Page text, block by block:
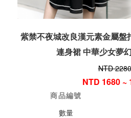
紫禁不夜城改良漢元素金屬盤
連身裙 中華少女夢
NTD 2280
NTD 1680 ~
商品編號
數量